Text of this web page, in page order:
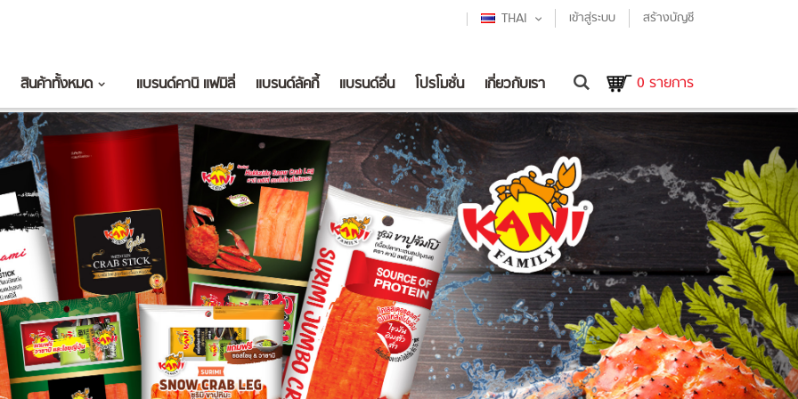
LANGUAGE
THAI เข้าสู่ระบบ สร้างบัญชี
0 รายการ
สินค้าทั้งหมด แบรนด์คานิ แฟมิลี่ แบรนด์ลัคกี้ แบรนด์อื่น โปรโมชั่น เกี่ยวกับเรา